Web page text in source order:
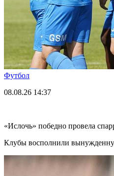
Футбол
08.08.26 14:37
«Ислочь» победно провела
Клубы восполнили